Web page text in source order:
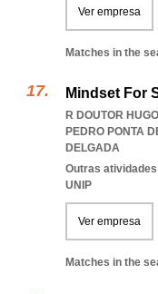
Ver empresa
Matches in the
Mindset For
R DOUTOR
PEDRO PONTA
DELGADA
Outras
UNIP
Ver empresa
Matches in the